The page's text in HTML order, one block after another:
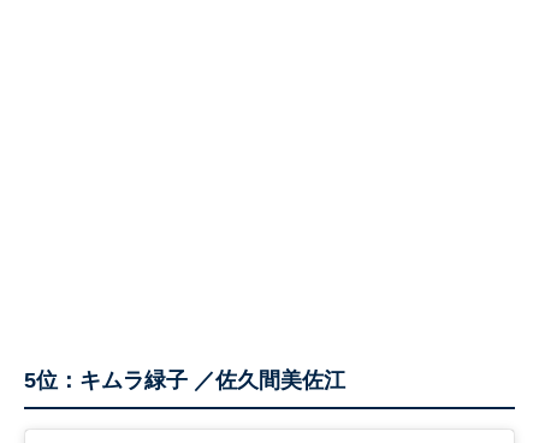
5位：キムラ緑子 ／佐久間美佐江